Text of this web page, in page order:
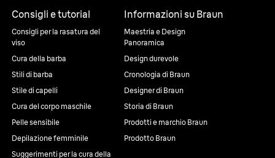
Consigli e tutorial
Consigli per la rasatura del
viso
Cura della barba
Stili di barba
Stile di capelli
Cura del corpo maschile
Pelle sensibile
Depilazione femminile
Suggerimenti per la cura della
Informazioni su Braun
Maestria e Design
Panoramica
Design durevole
Cronologia di Braun
Designer di Braun
Storia di Braun
Prodotti e marchio Braun
Prodotto Braun